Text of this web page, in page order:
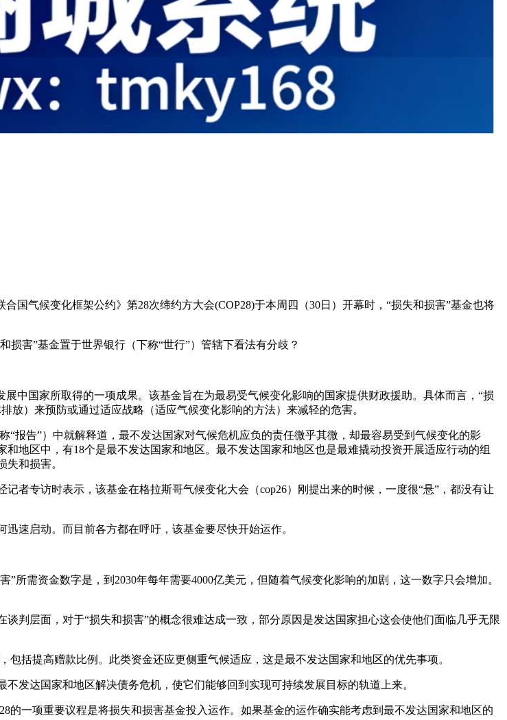
国气候变化框架公约》第28次缔约方大会(COP28)于本周四（30日）开幕时，“损失和损害”基金也将
害”基金置于世界银行（下称“世行”）管辖下看法有分歧？
中国家所取得的一项成果。该基金旨在为最易受气候变化影响的国家提供财政援助。具体而言，“损
）来预防或通过适应战略（适应气候变化影响的方法）来减轻的危害。
报告”）中就解释道，最不发达国家对气候危机应负的责任微乎其微，却最容易受到气候变化的影
地区中，有18个是最不发达国家和地区。最不发达国家和地区也是最难撬动投资开展适应行动的组
和损害。
者专访时表示，该基金在格拉斯哥气候变化大会（cop26）刚提出来的时候，一度很“悬”，都没有让
速启动。而目前各方都在呼吁，该基金要尽快开始运作。
所需资金数字是，到2030年每年需要4000亿美元，但随着气候变化影响的加剧，这一数字只会增加。
判层面，对于“损失和损害”的概念很难达成一致，部分原因是发达国家担心这会使他们面临几乎无限
括提高赠款比例。此类资金还应更侧重气候适应，这是最不发达国家和地区的优先事项。
发达国家和地区解决债务危机，使它们能够回到实现可持续发展目标的轨道上来。
的一项重要议程是将损失和损害基金投入运作。如果基金的运作确实能考虑到最不发达国家和地区的